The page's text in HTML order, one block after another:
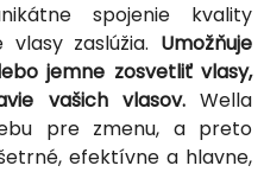
spojenie kvality
zaslúžia. Umožňuje
jemne zosvetliť vlasy,
vašich vlasov.Wella
pre zmenu, a preto
efektívne a hlavne,